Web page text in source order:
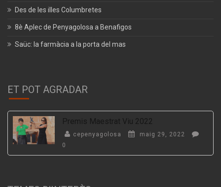
Des de les illes Columbretes
8è Aplec de Penyagolosa a Benafigos
Saüc: la farmàcia a la porta del mas
ET POT AGRADAR
Premis Maestrat Viu 2022
cepenyagolosa
maig 29, 2022
0